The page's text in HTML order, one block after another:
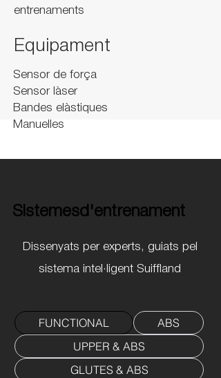
entrenaments
Equipament
Sensor de força
Sensor làser
Bandes elàstiques
Manuelles
Sistemesd'entrenament
Sistemesd'entrenament
Dissenyats per experts, guiats pel
sistema intel·ligent Suiffland
FUNCTIONAL
ABS
UPPER & ABS
GLUTES & ABS